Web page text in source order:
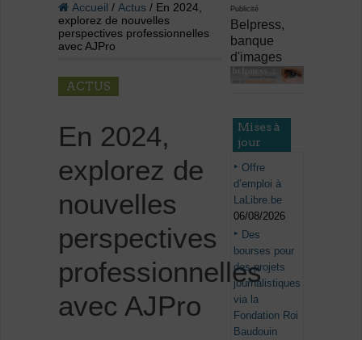
Accueil / Actus/ En 2024,
explorez de nouvelles
perspectives professionnelles
avec AJPro
ACTUS
En 2024,
explorez de
nouvelles
perspectives
professionnelles
avec AJPro
Publicité
Belpress,
banque
d'images
Mises à
jour
Offre
d’emploi à
LaLibre.be
06/08/2026
Des
bourses pour
des projets
journalistiques
via la
Fondation Roi
Baudouin